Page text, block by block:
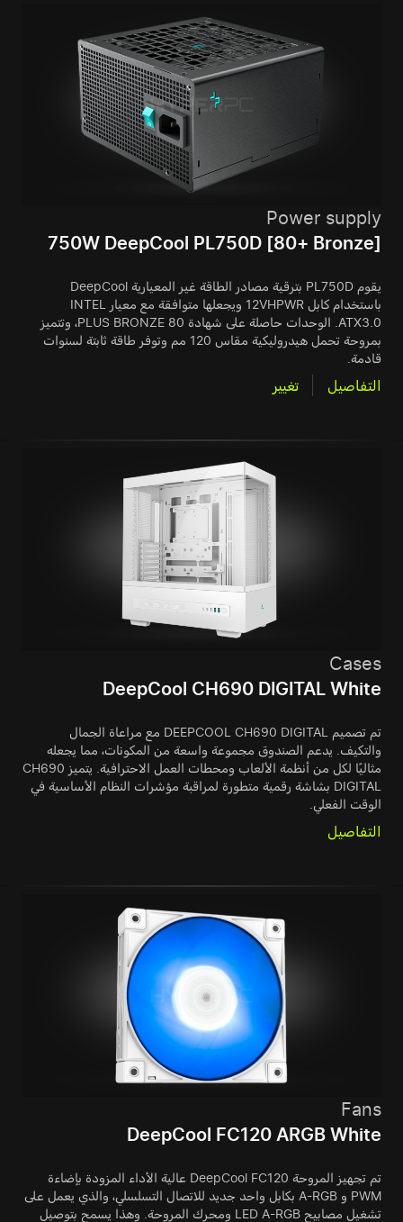
Power supply
750W DeepCool PL750D [80+ Bronze]
يقوم PL750D بترقية مصادر الطاقة غير المعيارية DeepCool
باستخدام كابل 12VHPWR ويجعلها متوافقة مع معيار INTEL
ATX3.0. الوحدات حاصلة على شهادة 80 PLUS BRONZE، وتتميز
بمروحة تحمل هيدروليكية مقاس 120 مم وتوفر طاقة ثابتة لسنوات
قادمة.
التفاصيل تغيير
Cases
DeepCool CH690 DIGITAL White
تم تصميم DEEPCOOL CH690 DIGITAL مع مراعاة الجمال
والتكيف. يدعم الصندوق مجموعة واسعة من المكونات، مما يجعله
مثاليًا لكل من أنظمة الألعاب ومحطات العمل الاحترافية. يتميز CH690
DIGITAL بشاشة رقمية متطورة لمراقبة مؤشرات النظام الأساسية في
الوقت الفعلي.
التفاصيل
Fans
DeepCool FC120 ARGB White
تم تجهيز المروحة DeepCool FC120 عالية الأداء المزودة بإضاءة
PWM و A-RGB بكابل واحد جديد للاتصال التسلسلي، والذي يعمل على
تشغيل مصابيح LED A-RGB ومحرك المروحة. وهذا يسمح بتوصيل